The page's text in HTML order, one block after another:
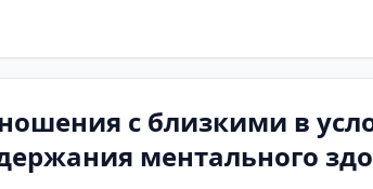
с близкими в
ментального